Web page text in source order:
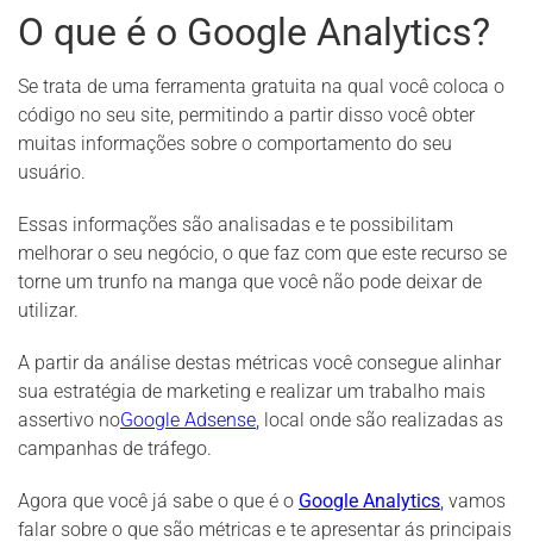
O que é o Google Analytics?
Se trata de uma ferramenta gratuita na qual você coloca o
código no seu site, permitindo a partir disso você obter
muitas informações sobre o comportamento do seu
usuário.
Essas informações são analisadas e te possibilitam
melhorar o seu negócio, o que faz com que este recurso se
torne um trunfo na manga que você não pode deixar de
utilizar.
A partir da análise destas métricas você consegue alinhar
sua estratégia de marketing e realizar um trabalho mais
assertivo noGoogle Adsense, local onde são realizadas as
campanhas de tráfego.
Agora que você já sabe o que é o Google Analytics, vamos
falar sobre o que são métricas e te apresentar ás principais